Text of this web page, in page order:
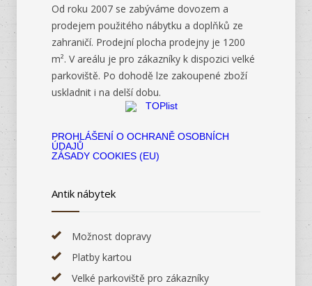
Od roku 2007 se zabýváme dovozem a
prodejem použitého nábytku a doplňků ze
zahraničí. Prodejní plocha prodejny je 1200
m². V areálu je pro zákazníky k dispozici velké
parkoviště. Po dohodě lze zakoupené zboží
uskladnit i na delší dobu.
PROHLÁŠENÍ O OCHRANĚ OSOBNÍCH
ÚDAJŮ
ZÁSADY COOKIES (EU)
Antik nábytek
Možnost dopravy
Platby kartou
Velké parkoviště pro zákazníky